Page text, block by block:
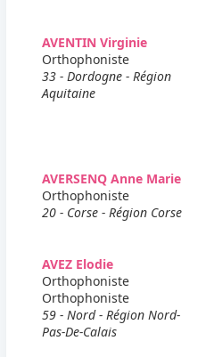
AVENTIN Virginie
Orthophoniste
33 - Dordogne - Région
Aquitaine
AVERSENQ Anne Marie
Orthophoniste
20 - Corse - Région Corse
AVEZ Elodie
Orthophoniste
Orthophoniste
59 - Nord - Région Nord-
Pas-De-Calais